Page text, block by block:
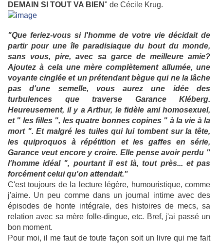
DEMAIN SI TOUT VA BIEN" de Cécile Krug.
"Que feriez-vous si l'homme de votre vie décidait de
partir pour une île paradisiaque du bout du monde,
sans vous, pire, avec sa garce de meilleure amie?
Ajoutez à cela une mère complètement allumée, une
voyante cinglée et un prétendant bègue qui ne la lâche
pas d'une semelle, vous aurez une idée des
turbulences que traverse Garance Kléberg.
Heureusement, il y a Arthur, le fidèle ami homosexuel,
et " les filles ", les quatre bonnes copines " à la vie à la
mort ". Et malgré les tuiles qui lui tombent sur la tête,
les quiproquos à répétition et les gaffes en série,
Garance veut encore y croire. Elle pense avoir perdu "
l'homme idéal ", pourtant il est là, tout près... et pas
forcément celui qu'on attendait."
C'est toujours de la lecture légère, humouristique, comme
j'aime. Un peu comme dans un journal intime avec des
épisodes de honte intégrale, des histoires de mecs, sa
relation avec sa mère folle-dingue, etc. Bref, j'ai passé un
bon moment.
Pour moi, il me faut de toute façon soit un livre qui me fait